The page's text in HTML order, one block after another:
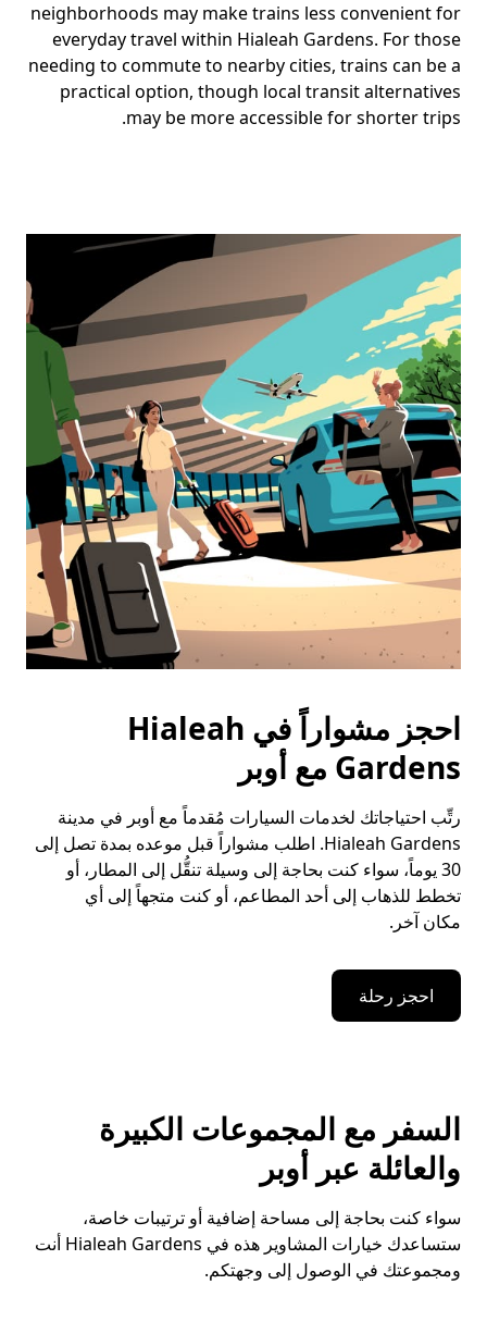
neighborhoods may make trains less convenient for
everyday travel within Hialeah Gardens. For those
needing to commute to nearby cities, trains can be a
practical option, though local transit alternatives
may be more accessible for shorter trips.
احجز مشواراً في Hialeah
Gardens مع أوبر
رتِّب احتياجاتك لخدمات السيارات مُقدماً مع أوبر في مدينة
Hialeah Gardens. اطلب مشواراً قبل موعده بمدة تصل إلى
30 يوماً، سواء كنت بحاجة إلى وسيلة تنقُّل إلى المطار، أو
تخطط للذهاب إلى أحد المطاعم، أو كنت متجهاً إلى أي
مكان آخر.
احجز رحلة
السفر مع المجموعات الكبيرة
والعائلة عبر أوبر
سواء كنت بحاجة إلى مساحة إضافية أو ترتيبات خاصة،
ستساعدك خيارات المشاوير هذه في Hialeah Gardens أنت
ومجموعتك في الوصول إلى وجهتكم.